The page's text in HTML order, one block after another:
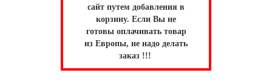
сайт путем добавления в
корзину. Если Вы не
готовы оплачивать товар
из Европы, не надо делать
заказ !!!